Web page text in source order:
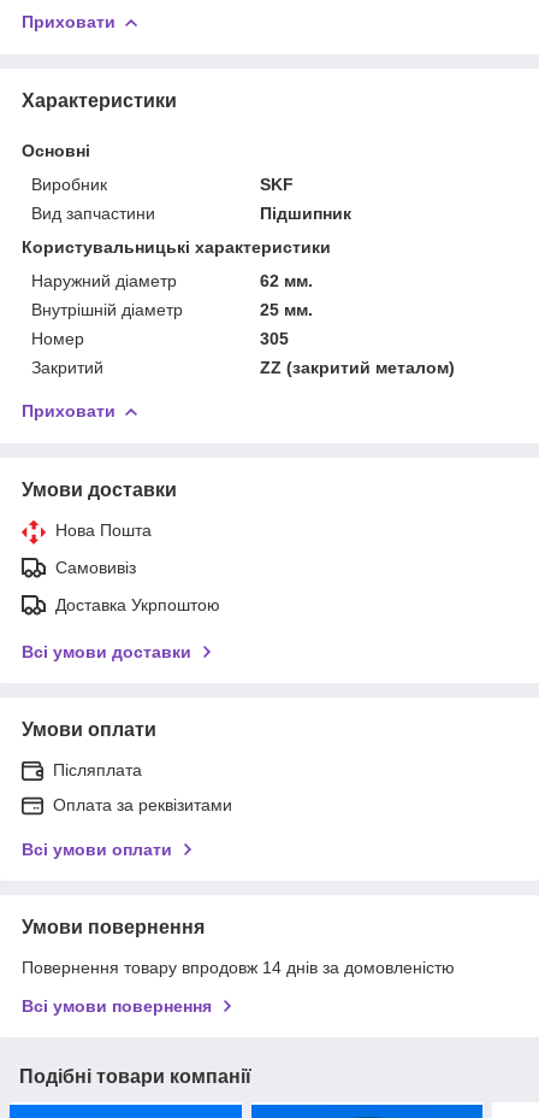
Приховати
Характеристики
Основні
Виробник
SKF
Вид запчастини
Підшипник
Користувальницькі характеристики
Наружний діаметр
62 мм.
Внутрішній діаметр
25 мм.
Номер
305
Закритий
ZZ (закритий металом)
Приховати
Умови доставки
Нова Пошта
Самовивіз
Доставка Укрпоштою
Всі умови доставки
Умови оплати
Післяплата
Оплата за реквізитами
Всі умови оплати
Умови повернення
Повернення товару впродовж 14 днів за домовленістю
Всі умови повернення
Подібні товари компанії